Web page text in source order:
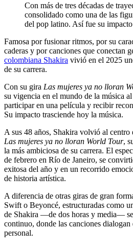
Con más de tres décadas de
consolidado como una de las
del pop latino. Así fue su
Famosa por fusionar ritmos, por su
caderas y por canciones que conectan
colombiana Shakira vivió en el 2025
de su carrera.
Con su gira Las mujeres ya no lloran
su vigencia en el mundo de la música
participar en una película y recibir
Su impacto trasciende hoy la música.
A sus 48 años, Shakira volvió al
Las mujeres ya no lloran World Tour,
la más ambiciosa de su carrera. El
de febrero en Río de Janeiro, se
exitosa del año y en un recorrido
de historia artística.
A diferencia de otras giras de gran
Swift o Beyoncé, estructuradas como
de Shakira —de dos horas y media—
continuo, donde las canciones
personal.